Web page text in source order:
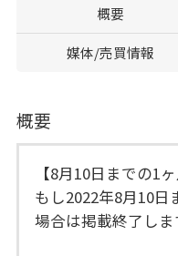
概要
媒体/売買情報
概要
【8月10日までの1
もし2022年8月10
場合は掲載終了しま